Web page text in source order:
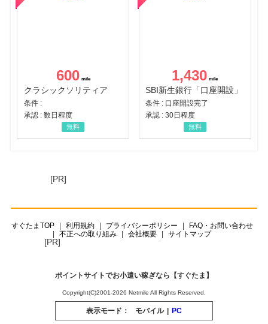
600
クラシックソリティア
条件 :
承認 : 数日程度
無料
1,430
SBI新生銀行「口座開設」
条件 : 口座開設完了
承認 : 30日程度
無料
[PR]
すぐたまTOP 利用規約 プライバシーポリシー
FAQ・お問い合わせ
不正への取り組み
会社概要 サイトマップ
[PR]
ポイントサイトでお小遣い稼ぎなら【すぐたま】
Copyright(C)2001-2026 Netmile All Rights Reserved.
表示モード： モバイル | PC